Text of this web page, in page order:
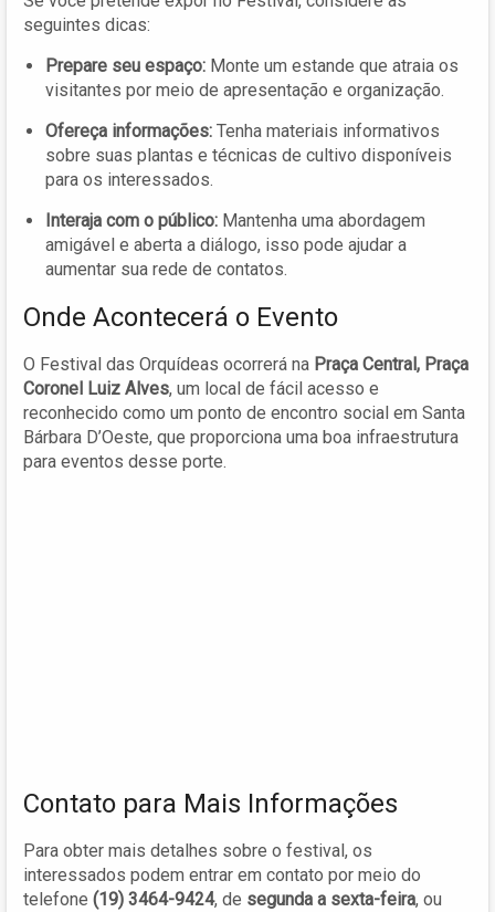
seguintes dicas:
Prepare seu espaço: Monte um estande que atraia os
visitantes por meio de apresentação e organização.
Ofereça informações: Tenha materiais informativos
sobre suas plantas e técnicas de cultivo disponíveis
para os interessados.
Interaja com o público: Mantenha uma abordagem
amigável e aberta a diálogo, isso pode ajudar a
aumentar sua rede de contatos.
Onde Acontecerá o Evento
O Festival das Orquídeas ocorrerá na Praça Central, Praça
Coronel Luiz Alves, um local de fácil acesso e
reconhecido como um ponto de encontro social em Santa
Bárbara D’Oeste, que proporciona uma boa infraestrutura
para eventos desse porte.
Contato para Mais Informações
Para obter mais detalhes sobre o festival, os
interessados podem entrar em contato por meio do
telefone (19) 3464-9424, de segunda a sexta-feira, ou